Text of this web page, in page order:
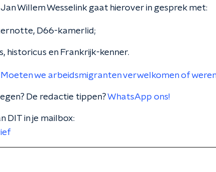
Willem Wesselink gaat hierover in gesprek met:
D66-kamerlid;
historicus en Frankrijk-kenner.
Moeten we arbeidsmigranten verwelkomen of
De redactie tippen?WhatsApp ons!
DIT in je mailbox: